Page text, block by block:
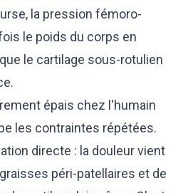
la pression fémoro-
le poids du corps en
le cartilage sous-rotulien
épais chez l'humain
les contraintes répétées.
directe : la douleur vient
péri-patellaires et de